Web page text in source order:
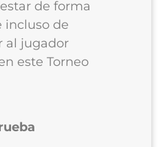
de forma
incluso de
al jugador
este Torneo